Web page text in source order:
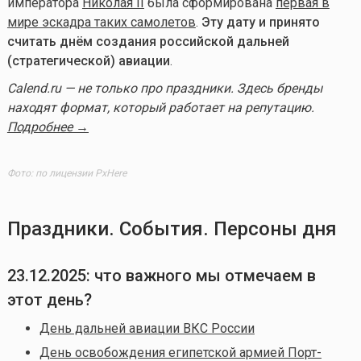
мире эскадра таких самолетов. Эту дату и принято
считать днём создания российской дальней
(стратегической) авиации.
Calend.ru — не только про праздники. Здесь бренды
находят формат, который работает на репутацию.
Подробнее →
Фото: по лицензии PxHere
Праздники. События. Персоны дня
23.12.2025: что важного мы отмечаем в
этот день?
День дальней авиации ВКС России
День освобождения египетской армией Порт-